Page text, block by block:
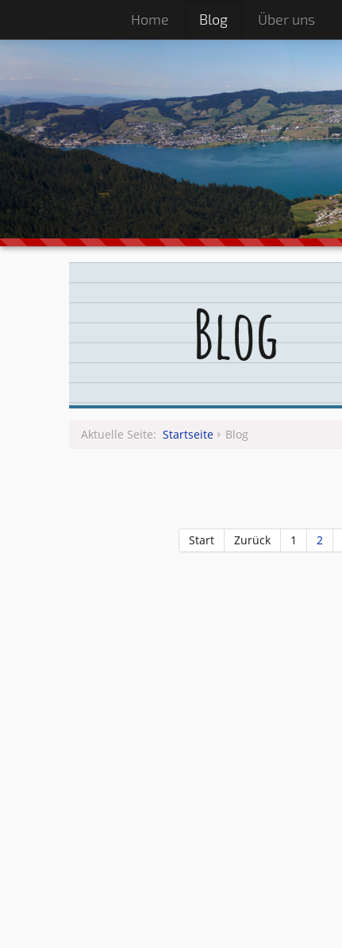
Home Blog Über uns
Blog
Aktuelle Seite: Startseite Blog
Start Zurück 1 2